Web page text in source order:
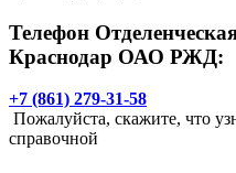
Телефон
Краснодар ОАО РЖД:
+7 (861) 279-31-58
Пожалуйста, скажите, что
справочной